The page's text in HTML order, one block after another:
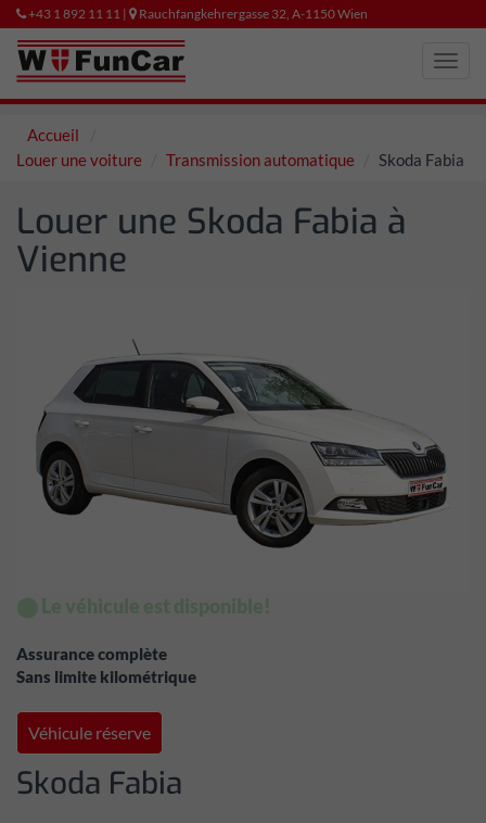
+43 1 892 11 11 | Rauchfangkehrergasse 32, A-1150 Wien
Accueil
Louer une voiture
Transmission automatique Skoda Fabia
Louer une Skoda Fabia à
Vienne
Assurance complète
Sans limite kilométrique
Véhicule réserve
Skoda Fabia